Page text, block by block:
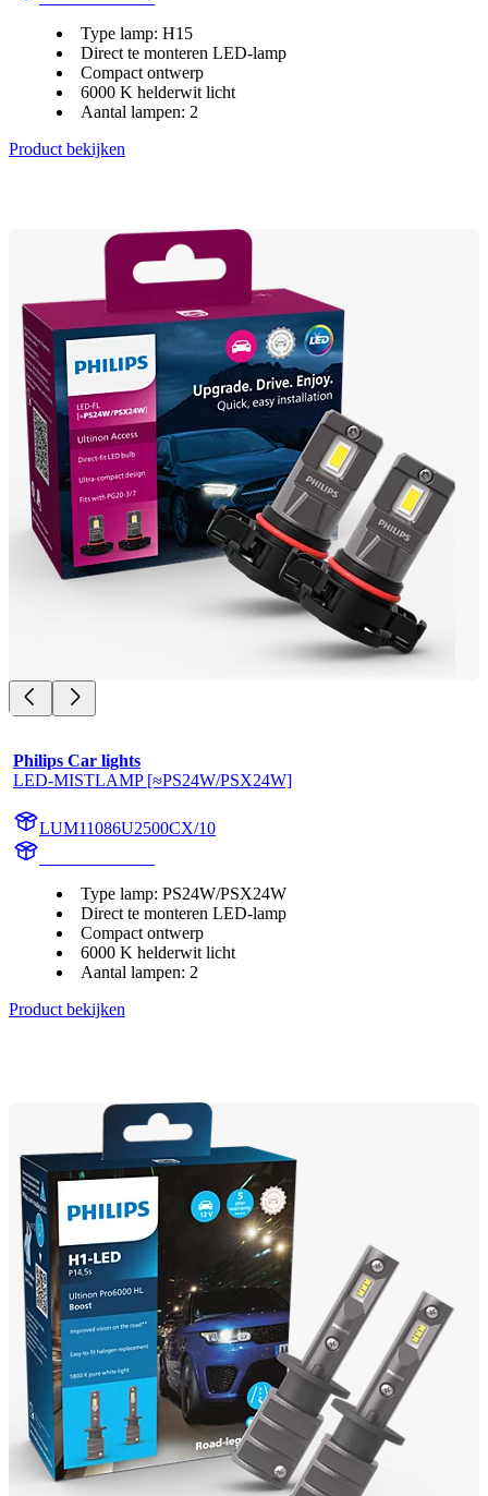
Type lamp: H15
Direct te monteren LED-lamp
Compact ontwerp
6000 K helderwit licht
Aantal lampen: 2
Product bekijken
Philips Car lights
LED-MISTLAMP [≈PS24W/PSX24W]
LUM11086U2500CX/10
Type lamp: PS24W/PSX24W
Direct te monteren LED-lamp
Compact ontwerp
6000 K helderwit licht
Aantal lampen: 2
Product bekijken